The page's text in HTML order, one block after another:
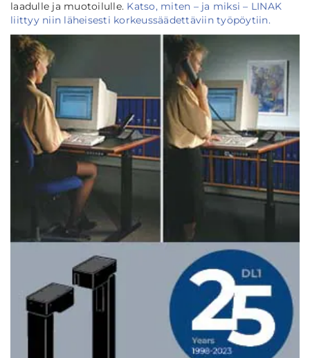
laadulle ja muotoilulle. Katso, miten – ja miksi – LINAK
liittyy niin läheisesti korkeussäädettäviin työpöytiin.